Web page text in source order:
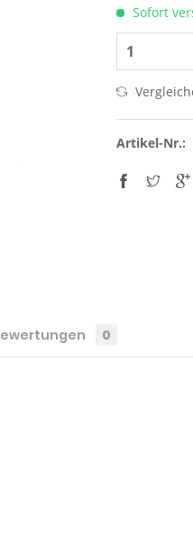
Sofort
Artikel-Nr.:
0